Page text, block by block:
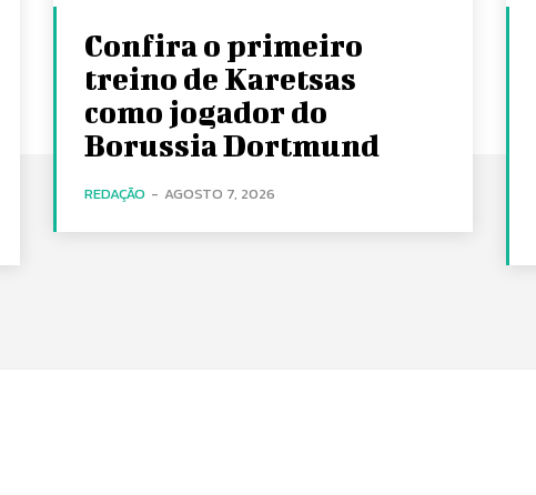
Confira o primeiro
treino de Karetsas
como jogador do
Borussia Dortmund
REDAÇÃO - AGOSTO 7, 2026